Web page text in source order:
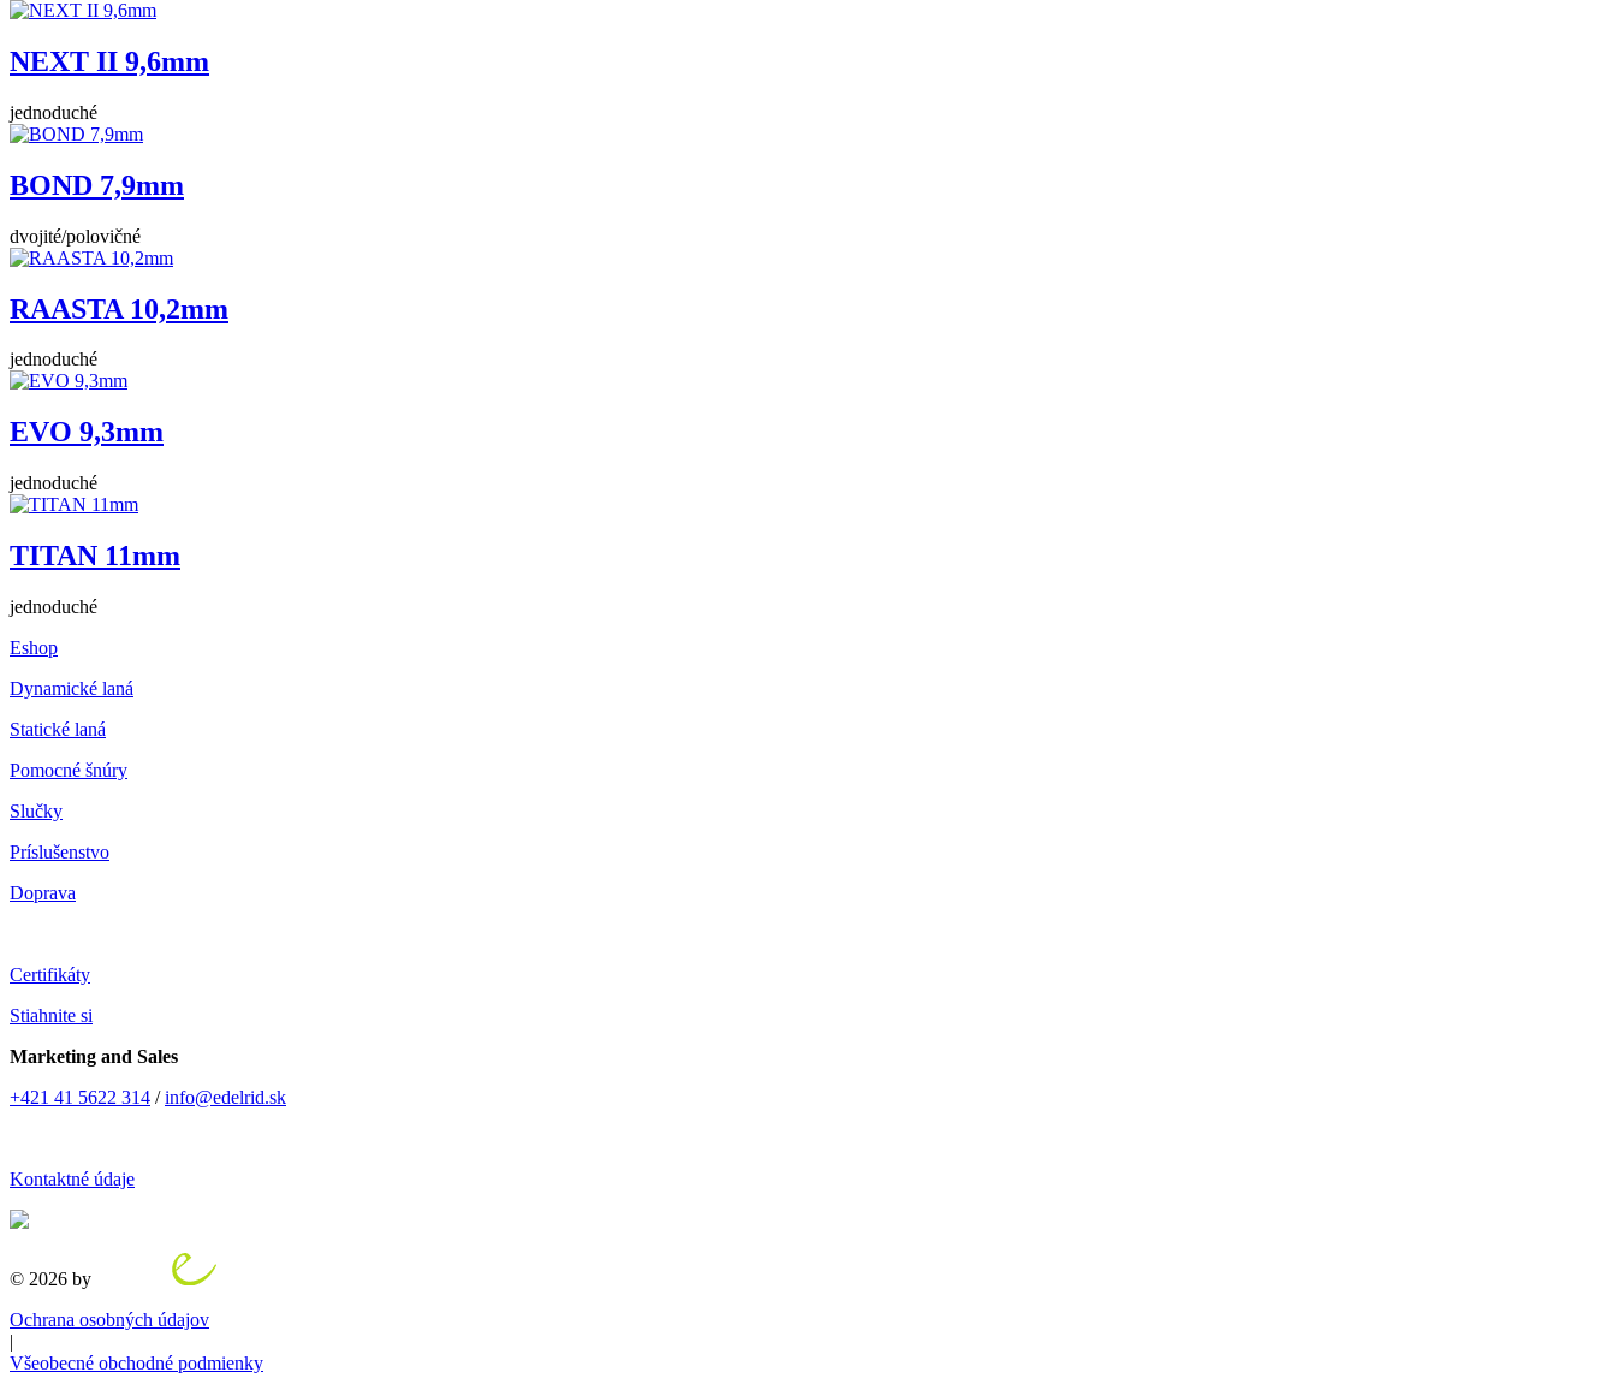
NEXT II 9,6mm
jednoduché
BOND 7,9mm
dvojité/polovičné
RAASTA 10,2mm
jednoduché
EVO 9,3mm
jednoduché
TITAN 11mm
jednoduché
Eshop
Dynamické laná
Statické laná
Pomocné šnúry
Slučky
Príslušenstvo
Doprava
Certifikáty
Stiahnite si
Marketing and Sales
+421 41 5622 314 /info@edelrid.sk
Kontaktné údaje
© 2026 by
Ochrana osobných údajov
|
Všeobecné obchodné podmienky